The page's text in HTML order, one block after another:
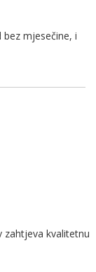
mjesečine, i
zahtjeva kvalitetnu